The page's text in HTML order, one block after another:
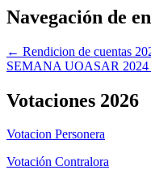
Navegación de
← Rendicion de cuentas
SEMANA UOASAR
Votaciones 2026
Votacion Personera
Votación Contralora